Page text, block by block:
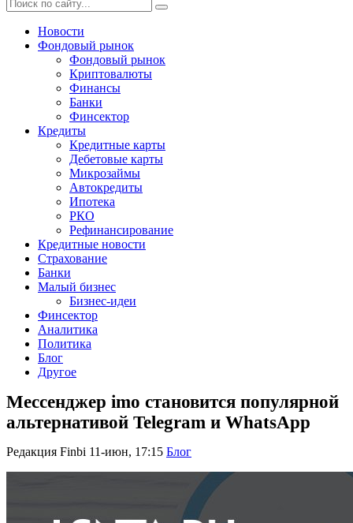
Новости
Фондовый рынок
Фондовый рынок
Криптовалюты
Финансы
Банки
Финсектор
Кредиты
Кредитные карты
Дебетовые карты
Микрозаймы
Автокредиты
Ипотека
РКО
Рефинансирование
Кредитные новости
Страхование
Банки
Малый бизнес
Бизнес-идеи
Финсектор
Аналитика
Политика
Блог
Другое
Мессенджер imo становится популярной
альтернативой Telegram и WhatsApp
Редакция Finbi 11-июн, 17:15 Блог